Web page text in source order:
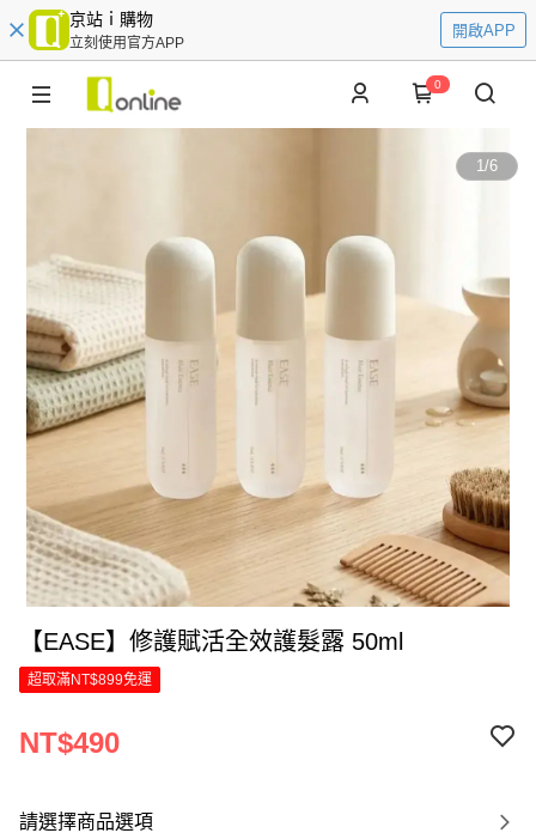
京站ｉ購物
立刻使用官方APP
開啟APP
0
1/6
【EASE】修護賦活全效護髮露 50ml
超取滿NT$899免運
NT$490
請選擇商品選項